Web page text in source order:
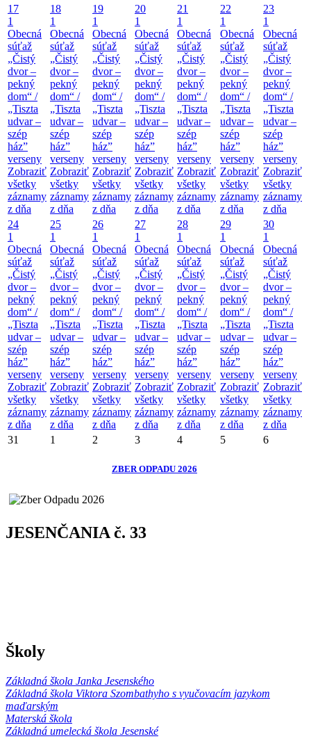
17
1
Obecná
súťaž
„Čistý
dvor –
pekný
dom“ /
„Tiszta
udvar –
szép
ház”
verseny
Zobraziť
všetky
záznamy
z dňa
18
1
Obecná
súťaž
„Čistý
dvor –
pekný
dom“ /
„Tiszta
udvar –
szép
ház”
verseny
Zobraziť
všetky
záznamy
z dňa
19
1
Obecná
súťaž
„Čistý
dvor –
pekný
dom“ /
„Tiszta
udvar –
szép
ház”
verseny
Zobraziť
všetky
záznamy
z dňa
20
1
Obecná
súťaž
„Čistý
dvor –
pekný
dom“ /
„Tiszta
udvar –
szép
ház”
verseny
Zobraziť
všetky
záznamy
z dňa
21
1
Obecná
súťaž
„Čistý
dvor –
pekný
dom“ /
„Tiszta
udvar –
szép
ház”
verseny
Zobraziť
všetky
záznamy
z dňa
22
1
Obecná
súťaž
„Čistý
dvor –
pekný
dom“ /
„Tiszta
udvar –
szép
ház”
verseny
Zobraziť
všetky
záznamy
z dňa
23
1
Obecná
súťaž
„Čistý
dvor –
pekný
dom“ /
„Tiszta
udvar –
szép
ház”
verseny
Zobraziť
všetky
záznamy
z dňa
24
1
Obecná
súťaž
„Čistý
dvor –
pekný
dom“ /
„Tiszta
udvar –
szép
ház”
verseny
Zobraziť
všetky
záznamy
z dňa
25
1
Obecná
súťaž
„Čistý
dvor –
pekný
dom“ /
„Tiszta
udvar –
szép
ház”
verseny
Zobraziť
všetky
záznamy
z dňa
26
1
Obecná
súťaž
„Čistý
dvor –
pekný
dom“ /
„Tiszta
udvar –
szép
ház”
verseny
Zobraziť
všetky
záznamy
z dňa
27
1
Obecná
súťaž
„Čistý
dvor –
pekný
dom“ /
„Tiszta
udvar –
szép
ház”
verseny
Zobraziť
všetky
záznamy
z dňa
28
1
Obecná
súťaž
„Čistý
dvor –
pekný
dom“ /
„Tiszta
udvar –
szép
ház”
verseny
Zobraziť
všetky
záznamy
z dňa
29
1
Obecná
súťaž
„Čistý
dvor –
pekný
dom“ /
„Tiszta
udvar –
szép
ház”
verseny
Zobraziť
všetky
záznamy
z dňa
30
1
Obecná
súťaž
„Čistý
dvor –
pekný
dom“ /
„Tiszta
udvar –
szép
ház”
verseny
Zobraziť
všetky
záznamy
z dňa
31
1 2 3 4 5 6
ZBER ODPADU 2026
JESENČANIA č. 33
Školy
Základná škola Janka Jesenského
Základná škola Viktora Szombathyho s vyučovacím jazykom
maďarským
Materská škola
Základná umelecká škola Jesenské